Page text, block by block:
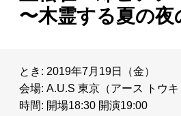
〜木霊する夏の夜
とき: 2019年7月19日（金）
会場: A.U.S 東京（アース トウキ
時間: 開場18:30 開演19:00